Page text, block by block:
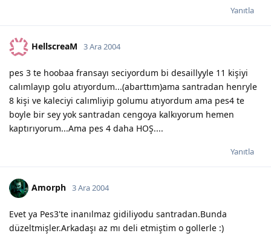
Yanıtla
HellscreaM 3 Ara 2004
pes 3 te hoobaa fransayı seciyordum bi desaillyyle 11 kişiyi
calımlayıp golu atıyordum...(abarttım)ama santradan henryle
8 kişi ve kaleciyi calımliyip golumu atıyordum ama pes4 te
boyle bir sey yok santradan cengoya kalkıyorum hemen
kaptırıyorum...Ama pes 4 daha HOŞ....
Yanıtla
Amorph 3 Ara 2004
Evet ya Pes3'te inanılmaz gidiliyodu santradan.Bunda
düzeltmişler.Arkadaşı az mı deli etmiştim o gollerle :)